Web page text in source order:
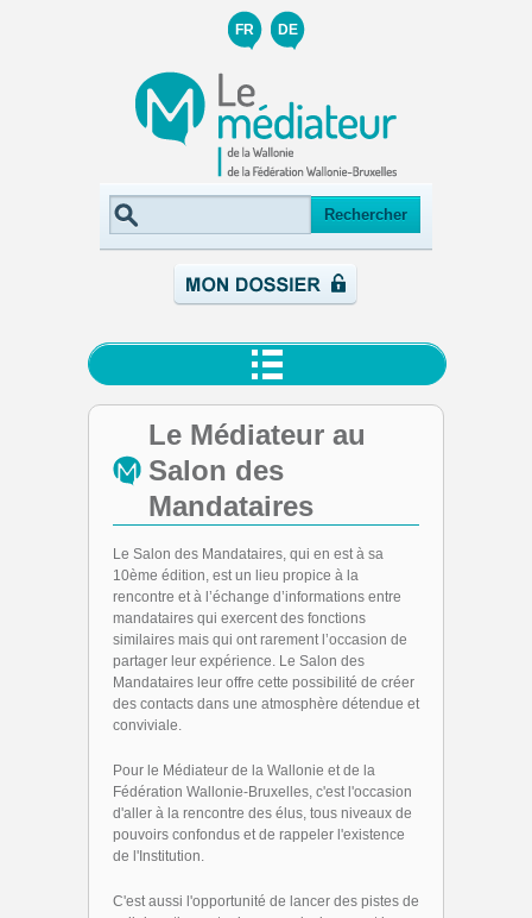
FR DE
Le Médiateur au
Salon des
Mandataires
Le Salon des Mandataires, qui en est à sa
10ème édition, est un lieu propice à la
rencontre et à l’échange d’informations entre
mandataires qui exercent des fonctions
similaires mais qui ont rarement l’occasion de
partager leur expérience. Le Salon des
Mandataires leur offre cette possibilité de créer
des contacts dans une atmosphère détendue et
conviviale.
Pour le Médiateur de la Wallonie et de la
Fédération Wallonie-Bruxelles, c'est l'occasion
d'aller à la rencontre des élus, tous niveaux de
pouvoirs confondus et de rappeler l'existence
de l'Institution.
C'est aussi l'opportunité de lancer des pistes de